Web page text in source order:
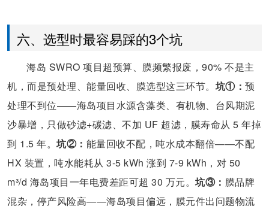
六、选型时最容易踩的3个坑
海岛 SWRO 项目超预算、膜频繁报废，90% 不是主
机，而是预处理、能量回收、膜选型这三环节。 坑①： 预
处理不到位——海岛项目水源含藻类、有机物、台风期泥
沙暴增，只做砂滤+碳滤、不加 UF 超滤，膜寿命从 5 年掉
到 1.5 年。 坑②： 能量回收不配，吨水成本翻倍——不配
HX 装置，吨水能耗从 3-5 kWh 涨到 7-9 kWh，对 50
m³/d 海岛项目一年电费差距可超 30 万元。 坑③： 膜品牌
混杂，停产风险高——海岛项目偏远，膜元件出问题物流